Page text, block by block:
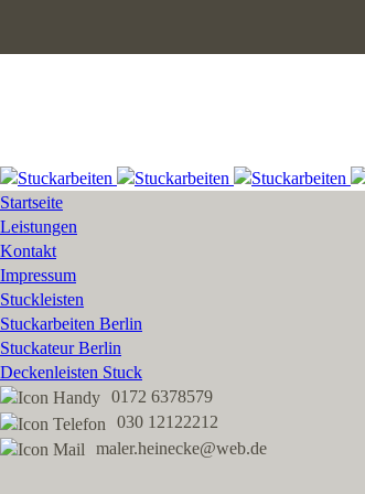
Startseite
Leistungen
Kontakt
Impressum
Stuckleisten
Stuckarbeiten Berlin
Stuckateur Berlin
Deckenleisten Stuck
0172 6378579
030 12122212
maler.heinecke@web.de